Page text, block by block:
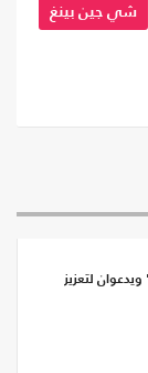
شي جين بينغ
لتعزيز